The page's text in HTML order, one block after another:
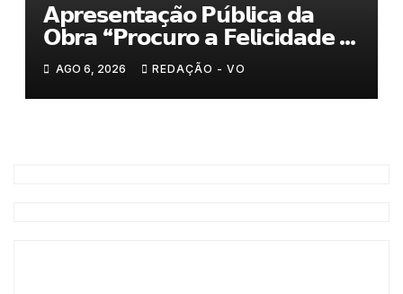
𝗔𝗽𝗿𝗲𝘀𝗲𝗻𝘁𝗮𝗰̧𝗮̃𝗼 𝗣𝘂́𝗯𝗹𝗶𝗰𝗮 𝗱𝗮
𝗢𝗯𝗿𝗮 “𝗣𝗿𝗼𝗰𝘂𝗿𝗼 𝗮 𝗙𝗲𝗹𝗶𝗰𝗶𝗱𝗮𝗱𝗲 𝗲
𝗲𝗹𝗮 𝗺𝗼𝗿𝗮 𝗰𝗼𝗺𝗶𝗴𝗼”
AGO 6, 2026 REDAÇÃO - VO